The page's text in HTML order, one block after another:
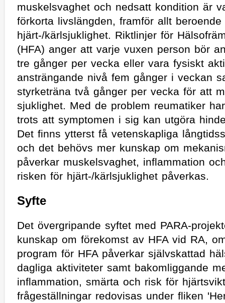
muskelsvaghet och nedsatt kondition är
förkorta livslängden, framför allt
hjärt-/kärlsjuklighet. Riktlinjer för
(HFA) anger att varje vuxen person bör
tre gånger per vecka eller vara fysiskt
ansträngande nivå fem gånger i veckan
styrketräna två gånger per vecka för att
sjuklighet. Med de problem reumatiker
trots att symptomen i sig kan utgöra
Det finns ytterst få vetenskapliga
och det behövs mer kunskap om
påverkar muskelsvaghet, inflammation
risken för hjärt-/kärlsjuklighet påverkas.
Syfte
Det övergripande syftet med PARA-
kunskap om förekomst av HFA vid RA,
program för HFA påverkar självskattad
dagliga aktiviteter samt bakomliggande
inflammation, smärta och risk för
frågeställningar redovisas under fliken